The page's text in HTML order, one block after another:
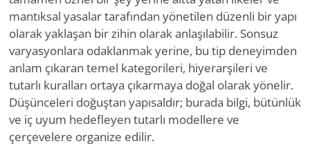
mantıksal yasalar tarafından yönetilen düzenli bir yapı
olarak yaklaşan bir zihin olarak anlaşılabilir. Sonsuz
varyasyonlara odaklanmak yerine, bu tip deneyimden
anlam çıkaran temel kategorileri, hiyerarşileri ve
tutarlı kuralları ortaya çıkarmaya doğal olarak yönelir.
Düşünceleri doğuştan yapısaldır; burada bilgi, bütünlük
ve iç uyum hedefleyen tutarlı modellere ve
çerçevelere organize edilir.